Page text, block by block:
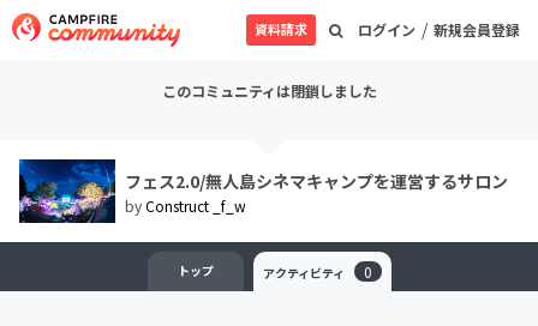
ログイン / 新規会員登録
資料請求
このコミュニティは閉鎖しました
フェス2.0/無人島シネマキャンプを運営するサロン
byConstruct _f_w
トップ アクティビティ 0